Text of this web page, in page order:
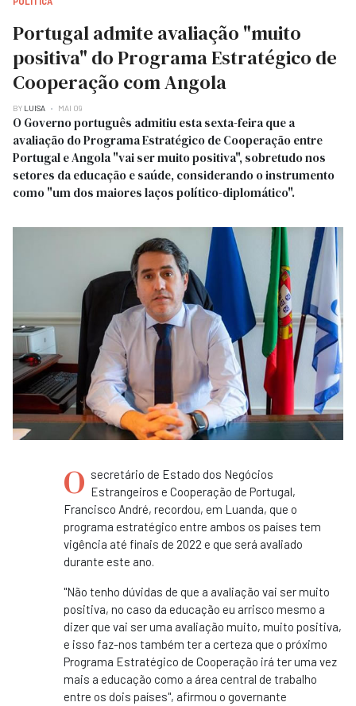
Portugal admite avaliação "muito
positiva" do Programa Estratégico de
Cooperação com Angola
BY LUISA MAI 09
O Governo português admitiu esta sexta-feira que a
avaliação do Programa Estratégico de Cooperação entre
Portugal e Angola "vai ser muito positiva", sobretudo nos
setores da educação e saúde, considerando o instrumento
como "um dos maiores laços político-diplomático".
O secretário de Estado dos Negócios
Estrangeiros e Cooperação de Portugal,
Francisco André, recordou, em Luanda, que o
programa estratégico entre ambos os países tem
vigência até finais de 2022 e que será avaliado
durante este ano.
"Não tenho dúvidas de que a avaliação vai ser muito
positiva, no caso da educação eu arrisco mesmo a
dizer que vai ser uma avaliação muito, muito positiva,
e isso faz-nos também ter a certeza que o próximo
Programa Estratégico de Cooperação irá ter uma vez
mais a educação como a área central de trabalho
entre os dois países", afirmou o governante